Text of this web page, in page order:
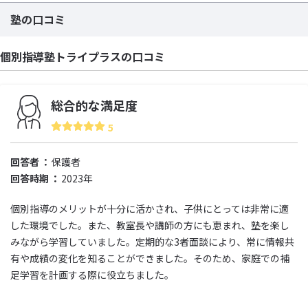
塾の口コミ
個別指導塾トライプラスの口コミ
総合的な満足度
5
回答者
保護者
回答時期
2023年
個別指導のメリットが十分に活かされ、子供にとっては非常に適
した環境でした。また、教室長や講師の方にも恵まれ、塾を楽し
みながら学習していました。定期的な3者面談により、常に情報共
有や成績の変化を知ることができました。そのため、家庭での補
足学習を計画する際に役立ちました。